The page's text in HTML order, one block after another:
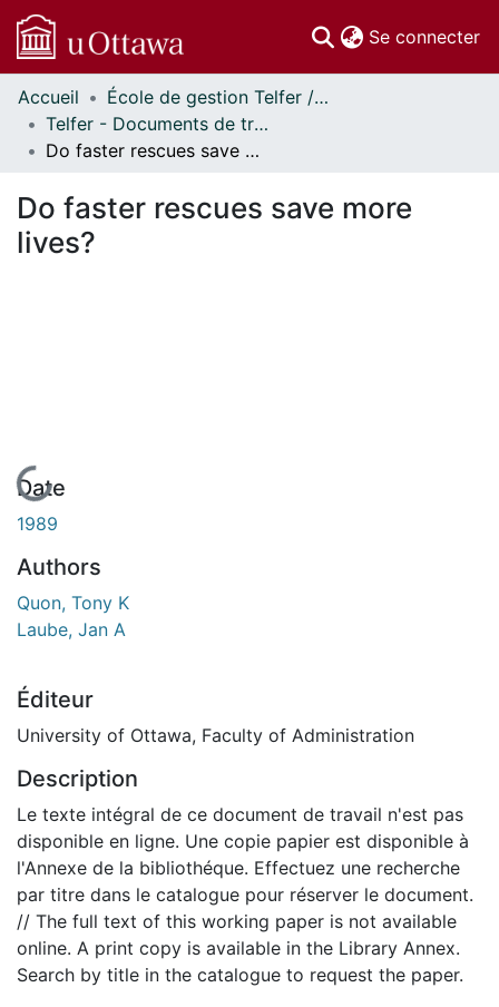
Se connecter
Communautés
et collections
Parcourir
À propos
Accueil
École de gestion Telfer // Telfer School of Management
Telfer - Documents de travail // Telfer - Working Papers
Do faster rescues save more lives?
Do faster rescues save more
lives?
En cours de chargement...
Date
1989
Authors
Quon, Tony K
Laube, Jan A
Éditeur
University of Ottawa, Faculty of Administration
Description
Le texte intégral de ce document de travail n'est pas
disponible en ligne. Une copie papier est disponible à
l'Annexe de la bibliothéque. Effectuez une recherche
par titre dans le catalogue pour réserver le document.
// The full text of this working paper is not available
online. A print copy is available in the Library Annex.
Search by title in the catalogue to request the paper.